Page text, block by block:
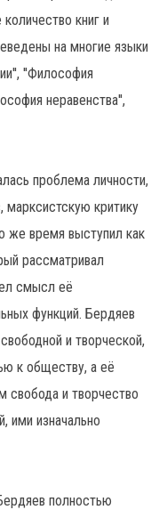
книг и
на многие языки
''Философия
неравенства'',
проблема личности,
марксистскую критику
же время выступил как
рассматривал
смысл её
функций. Бердяев
и творческой,
к обществу, а её
свобода и творчество
ими изначально
полностью